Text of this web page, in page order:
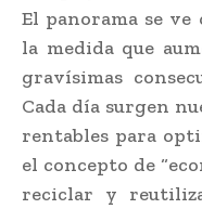
El panorama se ve
la medida que
gravísimas
Cada día surgen
rentables para
el concepto de
reciclar y